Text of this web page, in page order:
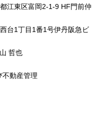
江東区富岡2-1-9 HF門前仲
台1丁目1番1号伊丹阪急ビ
哲也
不動産管理